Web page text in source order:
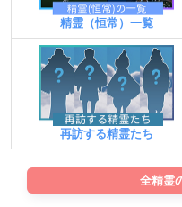
精霊（恒常）一覧
再訪する精霊たち
全精霊